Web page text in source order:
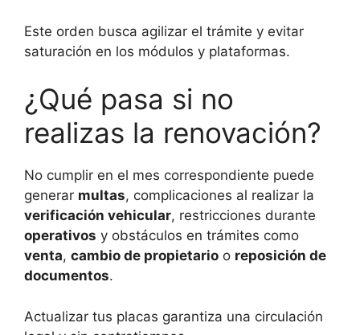
Este orden busca agilizar el trámite y evitar
saturación en los módulos y plataformas.
¿Qué pasa si no
realizas la renovación?
No cumplir en el mes correspondiente puede
generar multas, complicaciones al realizar la
verificación vehicular, restricciones durante
operativos y obstáculos en trámites como
venta, cambio de propietario o reposición de
documentos.
Actualizar tus placas garantiza una circulación